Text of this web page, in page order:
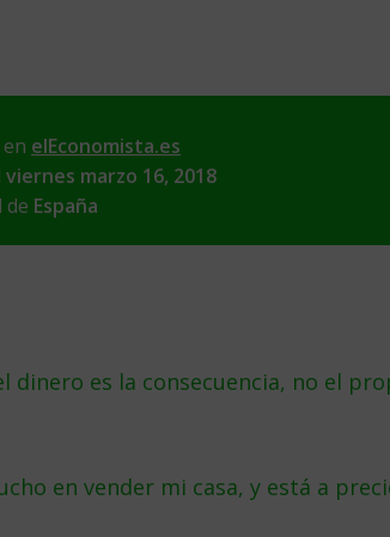
elEconomista.es
viernes marzo 16, 2018
de España
dinero es la consecuencia, no el
en vender mi casa, y está a